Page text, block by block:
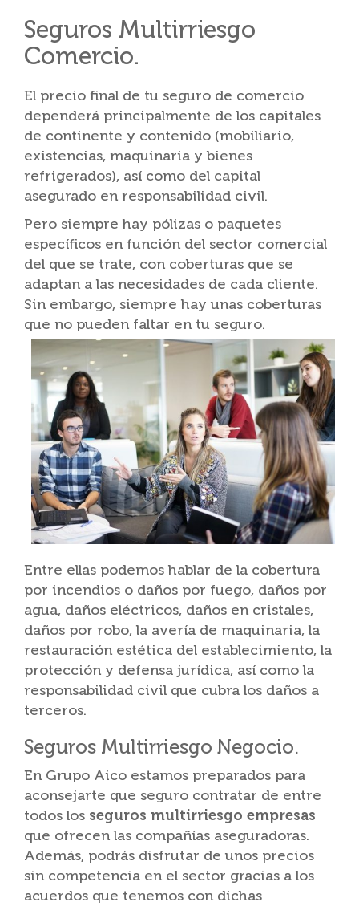
Seguros Multirriesgo
Comercio.
El precio final de tu seguro de comercio
dependerá principalmente de los capitales
de continente y contenido (mobiliario,
existencias, maquinaria y bienes
refrigerados), así como del capital
asegurado en responsabilidad civil.
Pero siempre hay pólizas o paquetes
específicos en función del sector comercial
del que se trate, con coberturas que se
adaptan a las necesidades de cada cliente.
Sin embargo, siempre hay unas coberturas
que no pueden faltar en tu seguro.
Entre ellas podemos hablar de la cobertura
por incendios o daños por fuego, daños por
agua, daños eléctricos, daños en cristales,
daños por robo, la avería de maquinaria, la
restauración estética del establecimiento, la
protección y defensa jurídica, así como la
responsabilidad civil que cubra los daños a
terceros.
Seguros Multirriesgo Negocio.
En Grupo Aico estamos preparados para
aconsejarte que seguro contratar de entre
todos los seguros multirriesgo empresas
que ofrecen las compañías aseguradoras.
Además, podrás disfrutar de unos precios
sin competencia en el sector gracias a los
acuerdos que tenemos con dichas